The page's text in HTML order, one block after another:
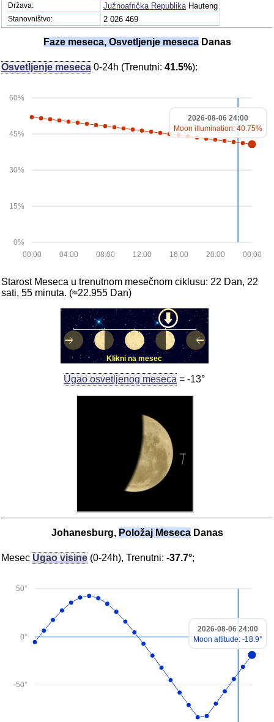
Država: Južnoafrička Republika Hauteng
Stanovništvo: 2 026 469
Faze meseca, Osvetljenje mesecaDanas
Osvetljenje meseca 0-24h (Trenutni: 41.5%):
0%
15%
30%
45%
60%
00:00
20:00
16:00
12:00
08:00
04:00
00:00
2026-08-06 24:00
Moon illumination: 40.75%
Starost Meseca u trenutnom mesečnom ciklusu: 22 Dan, 22
sati, 55 minuta. (≈22.955 Dan)
Klikni na mesec
Ugao osvetljenog meseca = -13°
Johanesburg, Položaj MesecaDanas
Mesec Ugao visine (0-24h), Trenutni: -37.7°;
-50°
0°
50°
2026-08-06 24:00
Moon altitude: -18.9°